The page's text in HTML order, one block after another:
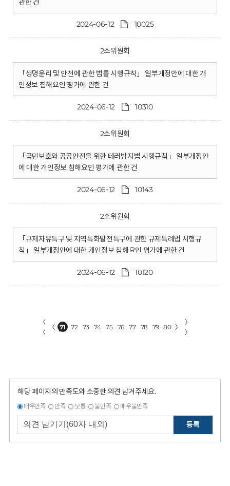
관한 건
2024-06-12 10025
2소위원회
「생명윤리 및 안전에 관한 법률 시행규칙」 일부개정안에 대한 개
인정보 침해요인 평가에 관한 건
2024-06-12 10310
2소위원회
「국민보호와 공공안전을 위한 테러방지법 시행규칙」 일부개정안
에 대한 개인정보 침해요인 평가에 관한 건
2024-06-12 10143
2소위원회
「규제자유특구 및 지역특화발전특구에 관한 규제특례법 시행규
칙」 일부개정안에 대한 개인정보 침해요인 평가에 관한 건
2024-06-12 10120
〈
〈
〈 71 72 73 74 75 76 77 78 79 80 〉
〉
〉
해당 페이지의 만족도와 소중한 의견 남겨주세요.
매우만족 만족 보통 불만족 매우불만족
등록